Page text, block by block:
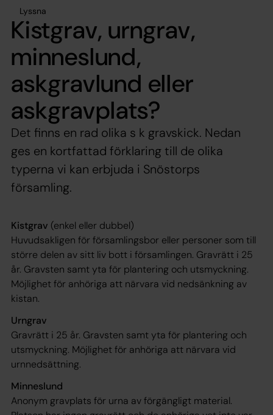
Lyssna
Kistgrav, urngrav,
minneslund,
askgravlund eller
askgravplats?
Det finns en rad olika s k gravskick. Nedan
ges en kortfattad förklaring till de olika
typerna vi kan erbjuda i Snöstorps
församling.
Kistgrav (enkel eller dubbel)
Huvudsakligen för församlingsbor eller personer som till
större delen av sitt liv bott i församlingen. Gravrätt i 25
år. Gravsten samt yta för plantering och utsmyckning.
Möjlighet för anhöriga att närvara vid nedsänkning av
kistan.
Urngrav
Gravrätt i 25 år. Gravsten samt yta för plantering och
utsmyckning. Möjlighet för anhöriga att närvara vid
urnnedsättning.
Minneslund
Anonym gravplats för urna av förgängligt material.